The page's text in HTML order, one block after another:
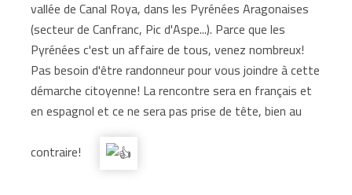
vallée de Canal Roya, dans les Pyrénées Aragonaises
(secteur de Canfranc, Pic d'Aspe...). Parce que les
Pyrénées c'est un affaire de tous, venez nombreux!
Pas besoin d'être randonneur pour vous joindre à cette
démarche citoyenne! La rencontre sera en français et
en espagnol et ce ne sera pas prise de tête, bien au
contraire!